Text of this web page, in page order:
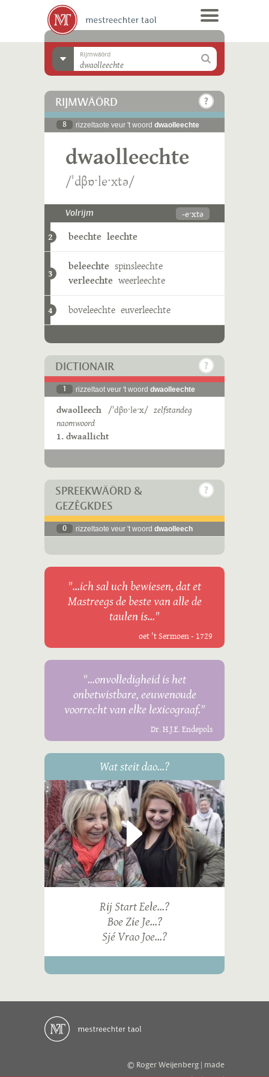
Rijmwäörd
RIJMWÄÖRD
8 rizzeltaote veur 't woord dwaolleechte
dwaolleechte
/ˈdβɒˑleˑxtə/
Volrijm -eˑxtə
2 beechte leechte
3
beleechte spinsleechte
verleechte weerleechte
4 boveleechte euverleechte
DICTIONAIR
1 rizzeltaot veur 't woord dwaolleechte
dwaolleech /ˈdβɒˑleˑx/ zelfstandeg
naomwoord
1. dwaallicht
SPREEKWÄÖRD &
GEZÈGKDES
0 rizzeltaote veur 't woord dwaolleech
"...ich sal uch bewiesen, dat et
Mastreegs de beste van alle de
taulen is..."
oet 't Sermoen - 1729
"...onvolledigheid is het
onbetwistbare, eeuwenoude
voorrecht van elke lexicograaf."
Dr. H.J.E. Endepols
Wat steit dao...?
Rij Start Eele...?
Boe Zie Je...?
Sjé Vrao Joe...?
© Roger Weijenberg | made